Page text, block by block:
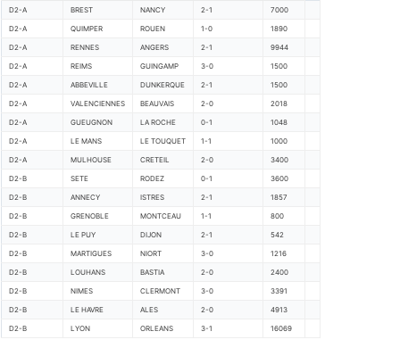
D2-A BREST NANCY 2-1 7000
D2-A QUIMPER ROUEN 1-0 1890
D2-A RENNES ANGERS 2-1 9944
D2-A REIMS GUINGAMP 3-0 1500
D2-A ABBEVILLE DUNKERQUE 2-1 1500
D2-A VALENCIENNES BEAUVAIS 2-0 2018
D2-A GUEUGNON LA ROCHE 0-1 1048
D2-A LE MANS LE TOUQUET 1-1 1000
D2-A MULHOUSE CRETEIL 2-0 3400
D2-B SETE RODEZ 0-1 3600
D2-B ANNECY ISTRES 2-1 1857
D2-B GRENOBLE MONTCEAU 1-1 800
D2-B LE PUY DIJON 2-1 542
D2-B MARTIGUES NIORT 3-0 1216
D2-B LOUHANS BASTIA 2-0 2400
D2-B NIMES CLERMONT 3-0 3391
D2-B LE HAVRE ALES 2-0 4913
D2-B LYON ORLEANS 3-1 16069